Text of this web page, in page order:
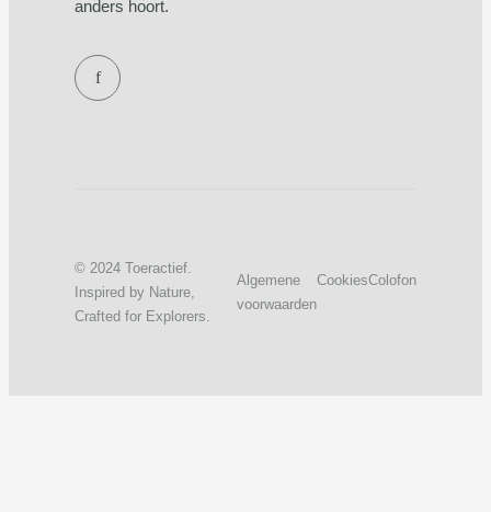
anders hoort.
f
© 2024 Toeractief.
Inspired by Nature,
Crafted for Explorers.
Algemene
voorwaarden
CookiesColofon